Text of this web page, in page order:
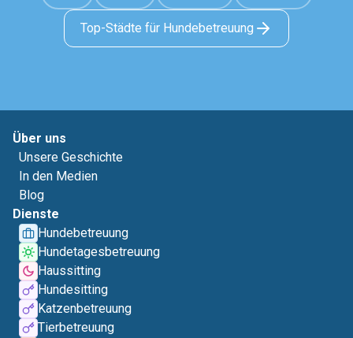
Top-Städte für Hundebetreuung
Über uns
Unsere Geschichte
In den Medien
Blog
Dienste
Hundebetreuung
Hundetagesbetreuung
Haussitting
Hundesitting
Katzenbetreuung
Tierbetreuung